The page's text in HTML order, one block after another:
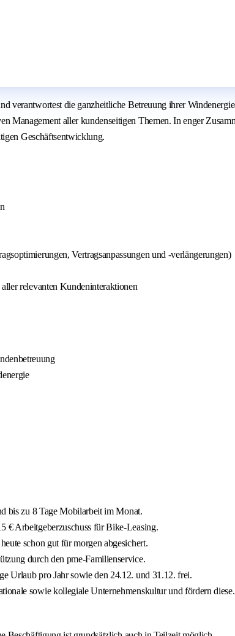
die ganzheitliche Betreuung ihrer
aller kundenseitigen Themen. In enger
Geschäftsentwicklung.
Vertragsanpassungen und -verlängerungen)
relevanten Kundeninteraktionen
bis zu 8 Tage Mobilarbeit im Monat.
€ Arbeitgeberzuschuss für Bike-Leasing.
schon gut für morgen abgesichert.
durch den pme-Familienservice.
Urlaub pro Jahr sowie den 24.12. und 31.12. frei.
sowie kollegiale Unternehmenskultur und fördern diese.